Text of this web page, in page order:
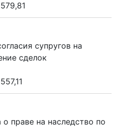
супругов на
сделок
праве на наследство по